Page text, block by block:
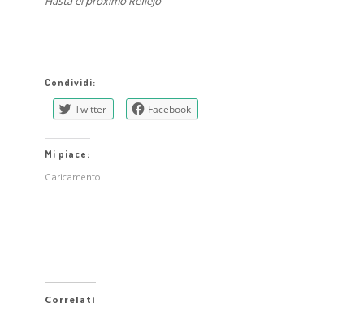
Condividi:
Twitter Facebook
Mi piace:
Caricamento...
Correlati